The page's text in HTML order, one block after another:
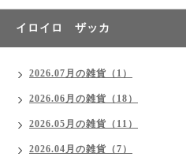
イロイロ ザッカ
2026.07月の雑貨（1）
2026.06月の雑貨（18）
2026.05月の雑貨（11）
2026.04月の雑貨（7）